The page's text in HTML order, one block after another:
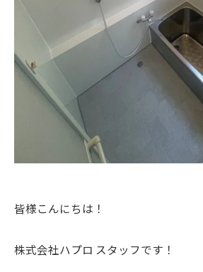
皆様こんにちは！
株式会社ハプロ スタッフです！